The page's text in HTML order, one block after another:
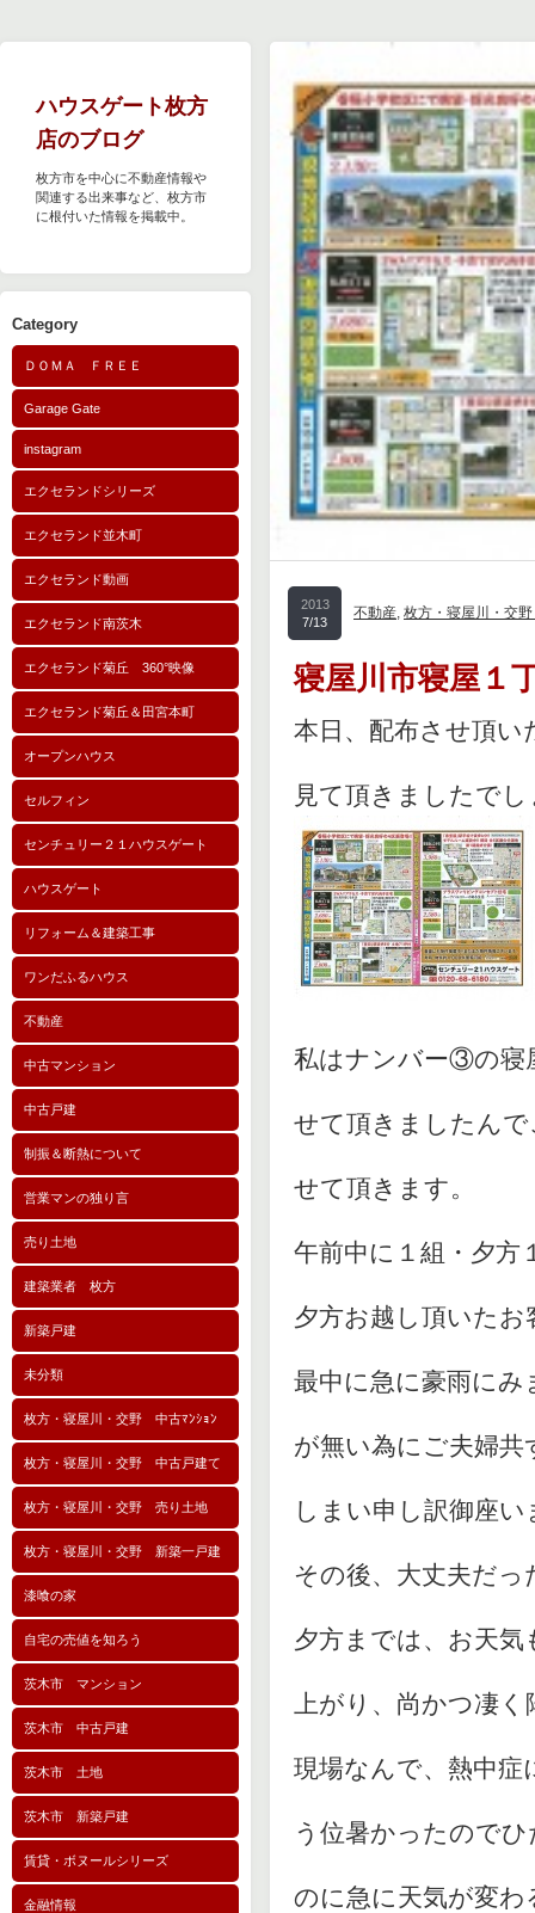
ハウスゲート枚方
店のブログ
枚方市を中心に不動産情報や
関連する出来事など、枚方市
に根付いた情報を掲載中。
Category
ＤＯＭＡ ＦＲＥＥ
Garage Gate
instagram
エクセランドシリーズ
エクセランド並木町
エクセランド動画
エクセランド南茨木
エクセランド菊丘 360°映像
エクセランド菊丘＆田宮本町
オープンハウス
セルフィン
センチュリー２１ハウスゲート
ハウスゲート
リフォーム＆建築工事
ワンだふるハウス
不動産
中古マンション
中古戸建
制振＆断熱について
営業マンの独り言
売り土地
建築業者 枚方
新築戸建
未分類
枚方・寝屋川・交野 中古ﾏﾝｼｮﾝ
枚方・寝屋川・交野 中古戸建て
枚方・寝屋川・交野 売り土地
枚方・寝屋川・交野 新築一戸建
漆喰の家
自宅の売値を知ろう
茨木市 マンション
茨木市 中古戸建
茨木市 土地
茨木市 新築戸建
賃貸・ボヌールシリーズ
金融情報
2013
7/13
不動産, 枚方・寝屋川・交
寝屋川市寝屋
本日、配布させ頂
見て頂きましたで
私はナンバー③の寝
せて頂きましたん
せて頂きます。
午前中に１組・夕方
夕方お越し頂いた
最中に急に豪雨にみ
が無い為にご夫婦
しまい申し訳御座
その後、大丈夫だ
夕方までは、お天
上がり、尚かつ凄
現場なんで、熱中
う位暑かったので
のに急に天気が変